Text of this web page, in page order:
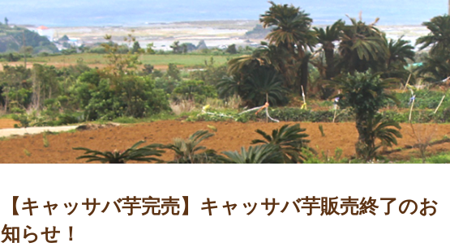
【キャッサバ芋完売】キャッサバ芋販売終了のお
知らせ！